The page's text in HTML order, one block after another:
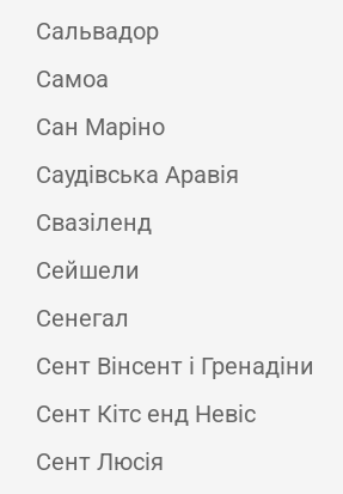
Сальвадор
Самоа
Сан Маріно
Саудівська Аравія
Свазіленд
Сейшели
Сенегал
Сент Вінсент і Гренадіни
Сент Кітс енд Невіс
Сент Люсія